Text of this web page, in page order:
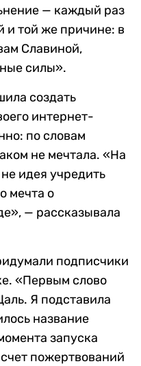
— каждый раз
и той же причине: в
Славиной,
силы».
создать
интернет-
по словам
не мечтала. «На
идея учредить
мечта о
— рассказывала
подписчики
«Первым слово
Я подставила
название
запуска
пожертвований